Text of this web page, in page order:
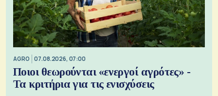
AGRO 07.08.2026, 07:00
Ποιοι θεωρούνται «ενεργοί αγρότες» -
Τα κριτήρια για τις ενισχύσεις